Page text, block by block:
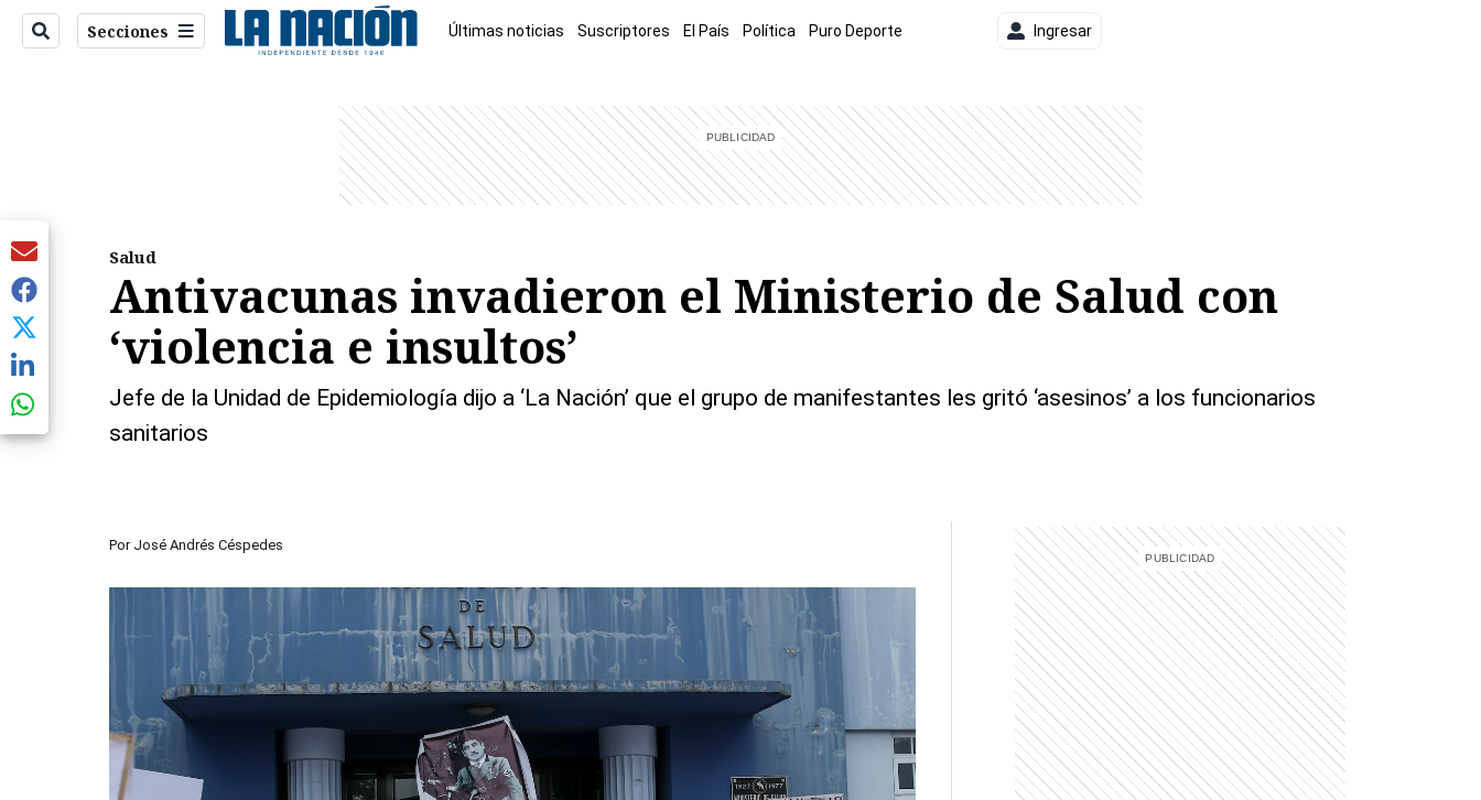
Secciones Últimas noticias Suscriptores El País Política Puro Deporte Ingresar
Salud
Antivacunas invadieron el Ministerio de Salud con
‘violencia e insultos’
Jefe de la Unidad de Epidemiología dijo a ‘La Nación’ que el grupo de manifestantes les gritó ‘asesinos’ a los funcionarios
sanitarios
Por José Andrés Céspedes